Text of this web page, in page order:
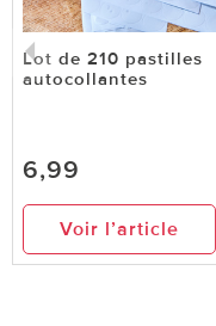
Lot de 210 pastilles
autocollantes
6,99
Voir l’article